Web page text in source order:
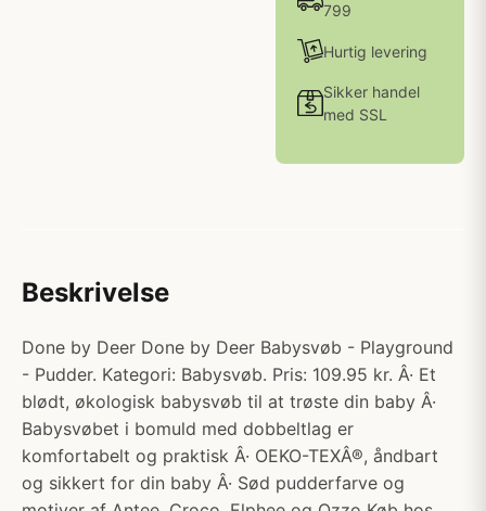
799
Hurtig levering
Sikker handel
med SSL
Beskrivelse
Done by Deer Done by Deer Babysvøb - Playground
- Pudder. Kategori: Babysvøb. Pris: 109.95 kr. Â· Et
blødt, økologisk babysvøb til at trøste din baby Â·
Babysvøbet i bomuld med dobbeltlag er
komfortabelt og praktisk Â· OEKO-TEXÂ®, åndbart
og sikkert for din baby Â· Sød pudderfarve og